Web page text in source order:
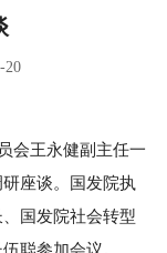
20
会王永健副主任一
座谈。国发院执
国发院社会转型
聪参加会议。